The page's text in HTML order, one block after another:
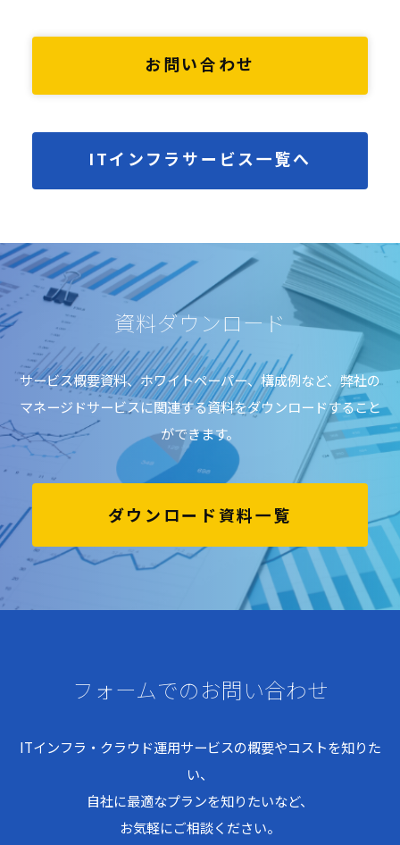
お問い合わせ
ITインフラサービス一覧へ
フォームでのお問い合わせ
ITインフラ・クラウド運用サービスの概要やコストを知りた
い、
自社に最適なプランを知りたいなど、
お気軽にご相談ください。
資料ダウンロード
サービス概要資料、ホワイトペーパー、構成例など、弊社の
マネージドサービスに関連する資料をダウンロードすること
ができます。
ダウンロード資料一覧